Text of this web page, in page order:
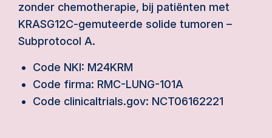
zonder chemotherapie, bij patiënten met
KRASG12C-gemuteerde solide tumoren –
Subprotocol A.
Code NKI: M24KRM
Code firma: RMC-LUNG-101A
Code clinicaltrials.gov: NCT06162221